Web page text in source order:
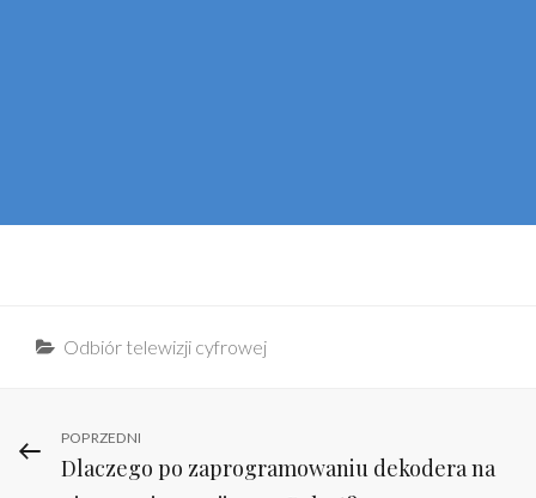
Categories
Odbiór telewizji cyfrowej
Nawigacja
wpisu
Previous
Post
POPRZEDNI
Dlaczego po zaprogramowaniu dekodera na